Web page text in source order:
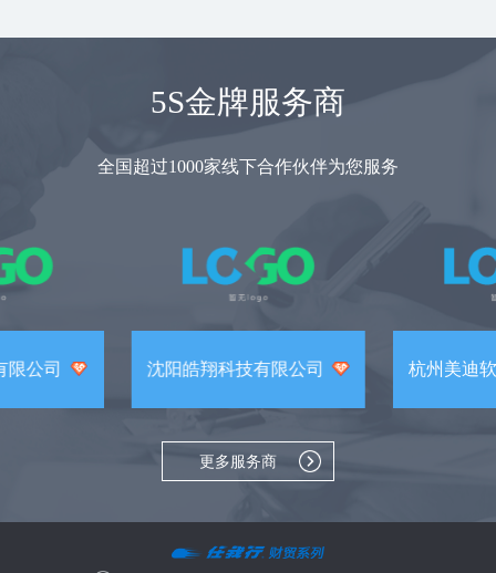
5S金牌服务商
全国超过1000家线下合作伙伴为您服务
限公司 沈阳皓翔科技有限公司 杭州美迪
更多服务商